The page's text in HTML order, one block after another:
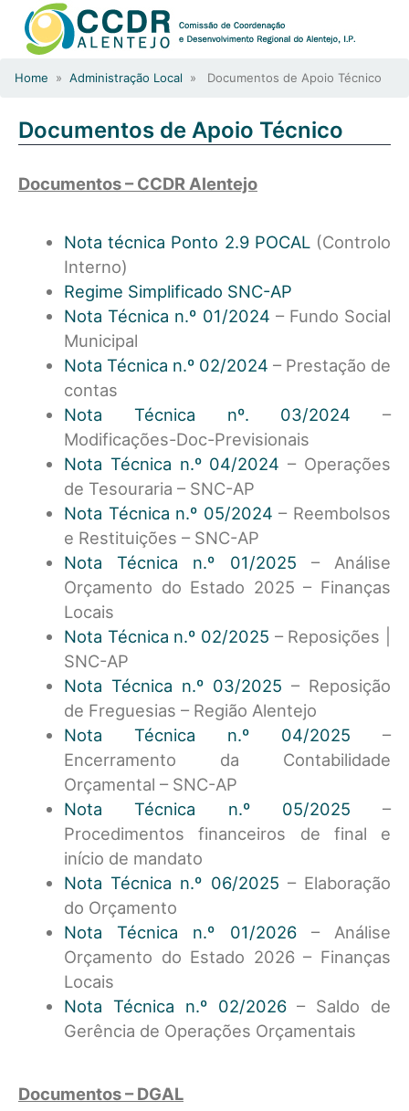
Home » Administração Local » Documentos de Apoio Técnico
Documentos de Apoio Técnico
Documentos – CCDR Alentejo
Nota técnica Ponto 2.9 POCAL(Controlo
Interno)
Regime Simplificado SNC-AP
Nota Técnica n.º 01/2024 – Fundo Social
Municipal
Nota Técnica n.º 02/2024 – Prestação de
contas
Nota Técnica nº. 03/2024 –
Modificações-Doc-Previsionais
Nota Técnica n.º 04/2024 – Operações
de Tesouraria – SNC-AP
Nota Técnica n.º 05/2024 – Reembolsos
e Restituições – SNC-AP
Nota Técnica n.º 01/2025 – Análise
Orçamento do Estado 2025 – Finanças
Locais
Nota Técnica n.º 02/2025 – Reposições |
SNC-AP
Nota Técnica n.º 03/2025 – Reposição
de Freguesias – Região Alentejo
Nota Técnica n.º 04/2025 –
Encerramento da Contabilidade
Orçamental – SNC-AP
Nota Técnica n.º 05/2025 –
Procedimentos financeiros de final e
início de mandato
Nota Técnica n.º 06/2025 – Elaboração
do Orçamento
Nota Técnica n.º 01/2026– Análise
Orçamento do Estado 2026 – Finanças
Locais
Nota Técnica n.º 02/2026– Saldo de
Gerência de Operações Orçamentais
Documentos – DGAL